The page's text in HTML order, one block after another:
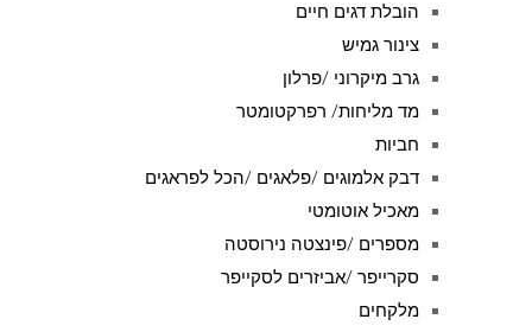
הובלת דגים חיים
צינור גמיש
גרב מיקרוני /פרלון
מד מליחות/ רפרקטומטר
חביות
דבק אלמוגים /פלאגים /הכל לפראגים
מאכיל אוטומטי
מספרים /פינצטה נירוסטה
סקרייפר /אביזרים לסקייפר
מלקחים